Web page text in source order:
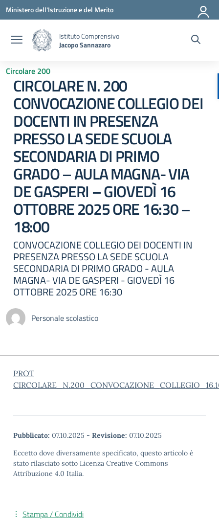
Vai ai contenuti
Vai al menu di navigazione
Vai al footer
Ministero dell'Istruzione e del Merito
Istituto Comprensivo
Jacopo Sannazaro
Circolare 200
CIRCOLARE N. 200
CONVOCAZIONE COLLEGIO DEI
DOCENTI IN PRESENZA
PRESSO LA SEDE SCUOLA
SECONDARIA DI PRIMO
GRADO – AULA MAGNA- VIA
DE GASPERI – GIOVEDÌ 16
OTTOBRE 2025 ORE 16:30 –
18:00
CONVOCAZIONE COLLEGIO DEI DOCENTI IN
PRESENZA PRESSO LA SEDE SCUOLA
SECONDARIA DI PRIMO GRADO - AULA
MAGNA- VIA DE GASPERI - GIOVEDÌ 16
OTTOBRE 2025 ORE 16:30
Personale scolastico
PROT
Pubblicato: 07.10.2025 - Revisione: 07.10.2025
Eccetto dove diversamente specificato, questo articolo è
stato rilasciato sotto Licenza Creative Commons
Attribuzione 4.0 Italia.
Stampa / Condividi